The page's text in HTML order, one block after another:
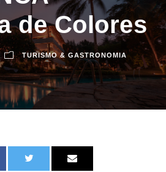
de Colores
TURISMO & GASTRONOMIA